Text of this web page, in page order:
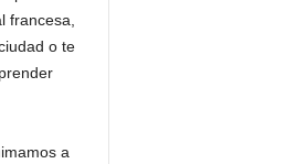
francesa,
o te
a